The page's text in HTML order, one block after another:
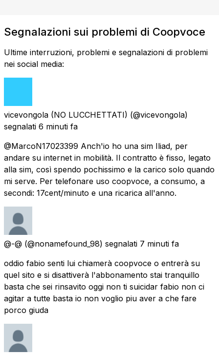
Segnalazioni sui problemi di Coopvoce
Ultime interruzioni, problemi e segnalazioni di problemi
nei social media:
vicevongola (NO LUCCHETTATI) (@vicevongola)
segnalati 6 minuti fa
@MarcoN17023399 Anch'io ho una sim Iliad, per
andare su internet in mobilità. Il contratto è fisso, legato
alla sim, così spendo pochissimo e la carico solo quando
mi serve. Per telefonare uso coopvoce, a consumo, a
secondi: 17cent/minuto e una ricarica all'anno.
@-@ (@nonamefound_98) segnalati 7 minuti fa
oddio fabio senti lui chiamerà coopvoce o entrerà su
quel sito e si disattiverà l'abbonamento stai tranquillo
basta che sei rinsavito oggi non ti suicidar fabio non ci
agitar a tutte basta io non voglio piu aver a che fare
porco giuda